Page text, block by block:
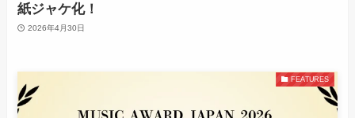
紙ジャケ化！
2026年4月30日
FEATURES